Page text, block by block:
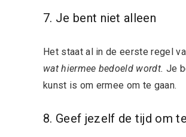
7. Je bent niet alleen
Het staat al in de eerste regel
wat hiermee bedoeld wordt. Je
kunst is om ermee om te gaan.
8. Geef jezelf de tijd om